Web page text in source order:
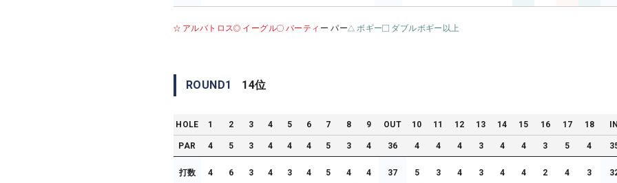
アルバトロス イーグル バーティ ー パー ボギー ダブルボギー以上
ROUND1 14位
HOLE 1 2 3 4 5 6 7 8 9 OUT 10 11 12 13 14 15 16 17 18
PAR 4 5 3 4 4 4 5 3 4 36 4 4 4 3 4 4 3 5 4
打数 4 6 3 4 3 4 5 4 4 37 5 3 4 3 4 4 2 4 3